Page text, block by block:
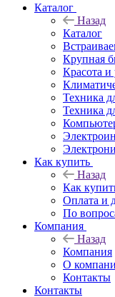
Каталог
Назад
Каталог
Крупная
Красота и
Техника
Техника
Как купить
Назад
Как
Оплата и
По
Компания
Назад
Компания
О
Контакты
Контакты